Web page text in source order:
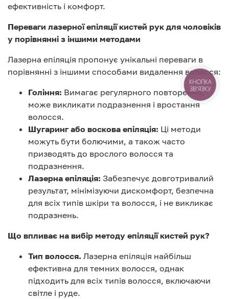
ефективність і комфорт.
Переваги лазерної епіляції кистей рук для чоловіків
у порівнянні з іншими методами
Лазерна епіляція пропонує унікальні переваги в
порівнянні з іншими способами видалення волосся:
Гоління: Вимагає регулярного повторення,
може викликати подразнення і вростання
волосся.
Шугаринг або воскова епіляція: Ці методи
можуть бути болючими, а також часто
призводять до врослого волосся та
подразнення.
Лазерна епіляція: Забезпечує довготривалий
результат, мінімізуючи дискомфорт, безпечна
для всіх типів шкіри та волосся, і не викликає
подразнень.
Що впливає на вибір методу епіляції кистей рук?
Тип волосся. Лазерна епіляція найбільш
ефективна для темних волосся, однак
підходить для всіх типів волосся, включаючи
світле і руде.
КНОПКА
ЗВ'ЯЗКУ